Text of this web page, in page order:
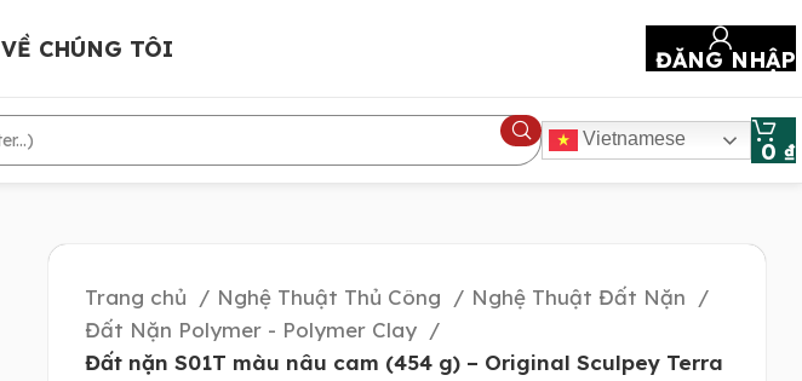
VỀ CHÚNG TÔI ĐĂNG NHẬP
Vietnamese 0 ₫
Trang chủ Nghệ Thuật Thủ Công
Nghệ Thuật Đất Nặn
Đất Nặn Polymer - Polymer Clay
Đất nặn S01T màu nâu cam (454 g) – Original Sculpey Terra